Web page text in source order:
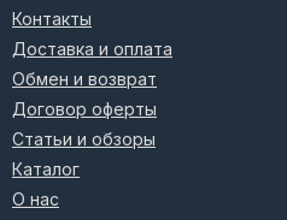
Контакты
Доставка и оплата
Обмен и возврат
Договор оферты
Статьи и обзоры
Каталог
О нас